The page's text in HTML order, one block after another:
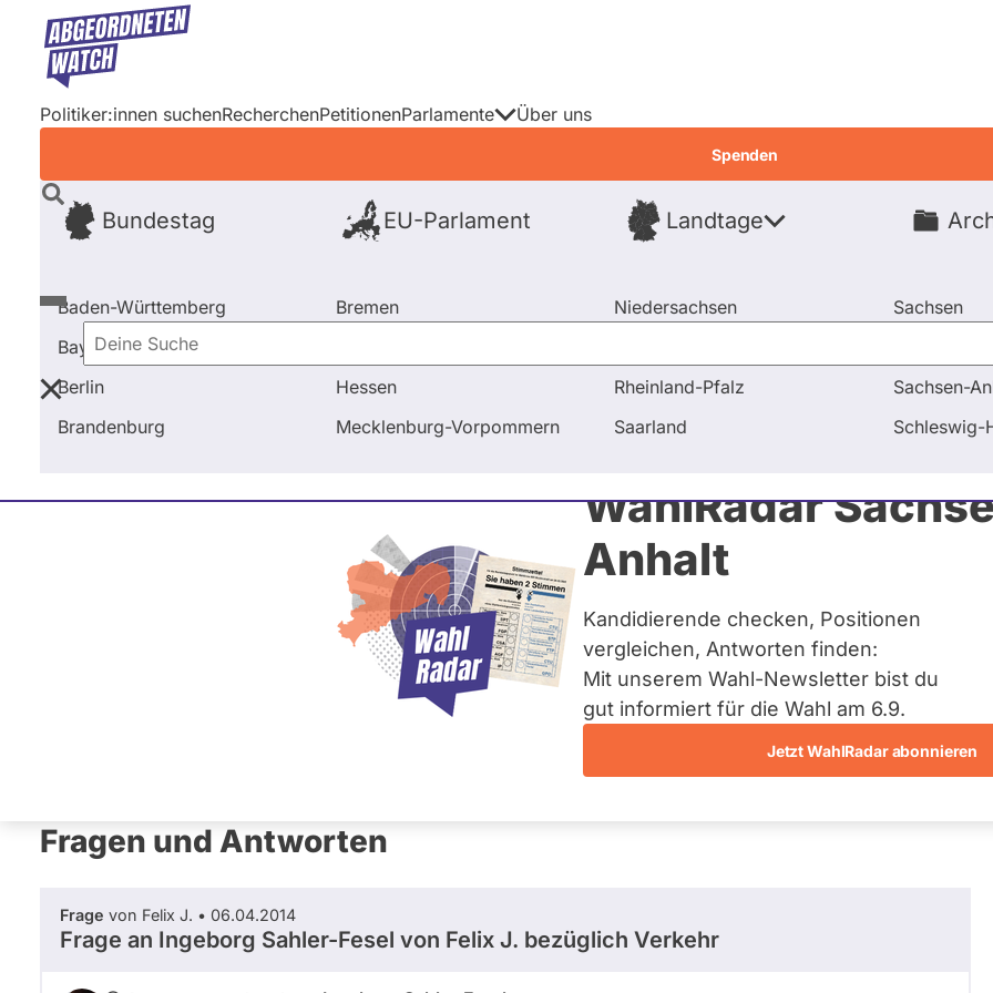
Direkt
Inhalt
Politiker:innen suchenRecherchenPetitionenParlamente
Bundestag EU-Parlament Landtage
Baden-Württemberg
Bayern
Berlin
Brandenburg
Bremen
Hessen
Mecklenburg-Vorpommern
Niedersachsen
Rheinland-Pfalz
Saarland
Sachsen
Sachsen-
Schleswig-
Über uns
Spenden
Deine
Suche
WahlRadar
Anhalt
Kandidierende checken, Positionen
vergleichen, Antworten finden:
Mit unserem Wahl-Newsletter bist du
gut informiert für die Wahl am 6.9.
Jetzt WahlRadar abonnieren
Startseite Frage stellen Ingeborg Sahler-Fesel
Ingeborg Sahler-Fesel
Diese Politikerin hat kein aktuelles und kein zukünftiges
Mandat und keine Direktandidatur auf Landes-, Bundes-
oder EU-Ebene. Mögliche Kandidaturen über eine
Wahlliste werden bei uns nicht erfasst.
Fragen und Antworten
Frage von Felix J. • 06.04.2014
Frage an Ingeborg Sahler-Fesel von Felix J. bezüglich Verkehr